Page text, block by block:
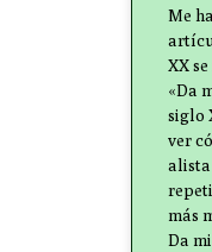
Me
XX
«Da
siglo
ver
alista
más
Da